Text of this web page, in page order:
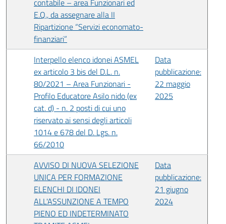
contabile – area Funzionari ed
E.Q., da assegnare alla II
Ripartizione “Servizi economato-
finanziari”
Interpello elenco idonei ASMEL
ex articolo 3 bis del D.L. n.
80/2021 – Area Funzionari -
Profilo Educatore Asilo nido (ex
cat. d) - n. 2 posti di cui uno
riservato ai sensi degli articoli
1014 e 678 del D. Lgs. n.
66/2010
Data
pubblicazione:
22 maggio
2025
AVVISO DI NUOVA SELEZIONE
UNICA PER FORMAZIONE
ELENCHI DI IDONEI
ALL'ASSUNZIONE A TEMPO
PIENO ED INDETERMINATO
Data
pubblicazione:
21 giugno
2024